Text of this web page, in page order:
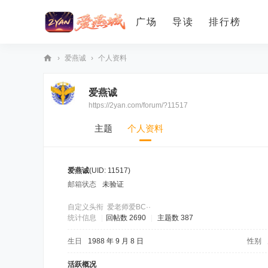
广场 导读 排行榜
燕
› 爱燕诚 › 个人资料
爱燕诚
https://2yan.com/forum/?11517
主题 个人资料
爱燕诚(UID: 11517)
邮箱状态
未验证
自定义头衔 爱老师爱BC··
统计信息
回帖数 2690 主题数 387
生日 1988 年 9 月 8 日 性别
活跃概况